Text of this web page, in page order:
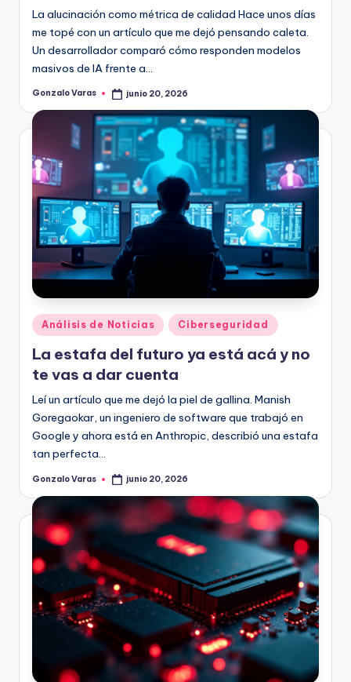
La alucinación como métrica de calidad Hace unos días
me topé con un artículo que me dejó pensando caleta.
Un desarrollador comparó cómo responden modelos
masivos de IA frente a…
Publicado
Gonzalo Varas junio 20, 2026
Publicado
en
Análisis de Noticias Ciberseguridad
La estafa del futuro ya está acá y no
te vas a dar cuenta
Leí un artículo que me dejó la piel de gallina. Manish
Goregaokar, un ingeniero de software que trabajó en
Google y ahora está en Anthropic, describió una estafa
tan perfecta…
Publicado
Gonzalo Varas junio 20, 2026